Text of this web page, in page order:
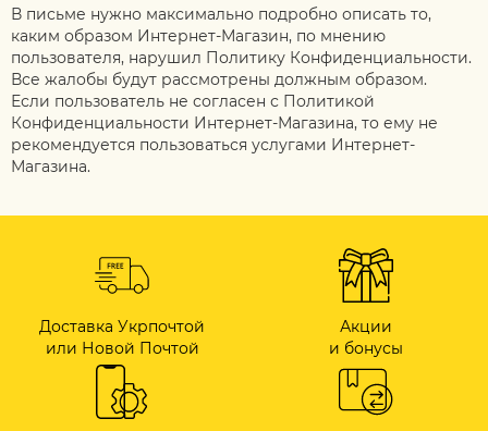
В письме нужно максимально подробно описать то,
каким образом Интернет-Магазин, по мнению
пользователя, нарушил Политику Конфиденциальности.
Все жалобы будут рассмотрены должным образом.
Если пользователь не согласен с Политикой
Конфиденциальности Интернет-Магазина, то ему не
рекомендуется пользоваться услугами Интернет-
Магазина.
Доставка Укрпочтой
или Новой Почтой
Акции
и бонусы